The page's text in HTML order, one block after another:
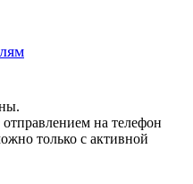
на телефон
только с активной